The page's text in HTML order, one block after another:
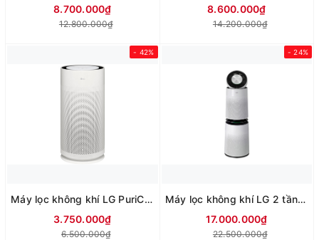
8.700.000₫
12.800.000₫
8.600.000₫
14.200.000₫
- 42%
Máy lọc không khí LG PuriCare™ AeroHit AS35GGW10
3.750.000₫
6.500.000₫
- 24%
Máy lọc không khí LG 2 tầng PuriCare AS10GDWH0.ABAE
17.000.000₫
22.500.000₫